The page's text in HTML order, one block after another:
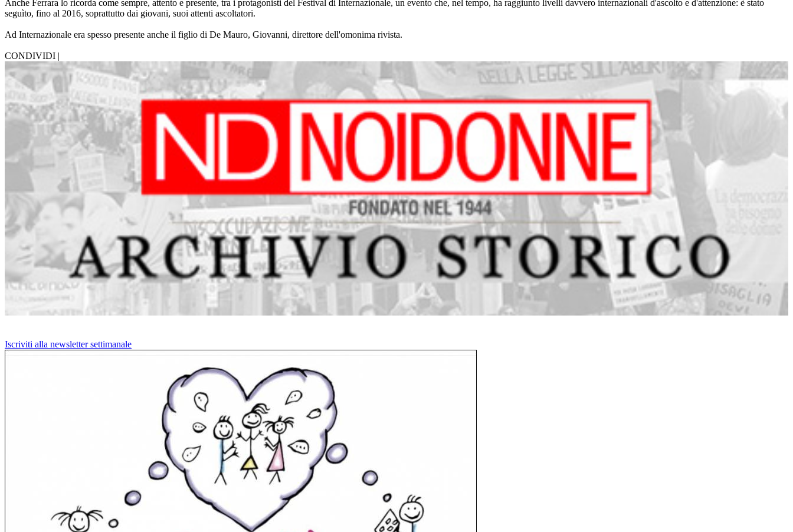
Anche Ferrara lo ricorda come sempre, attento e presente, tra i protagonisti del Festival di Internazionale, un evento che, nel tempo, ha raggiunto livelli davvero internazionali d'ascolto e d'attenzione: è stato
seguìto, fino al 2016, soprattutto dai giovani, suoi attenti ascoltatori.
Ad Internazionale era spesso presente anche il figlio di De Mauro, Giovanni, direttore dell'omonima rivista.
CONDIVIDI |
Iscriviti alla newsletter settimanale